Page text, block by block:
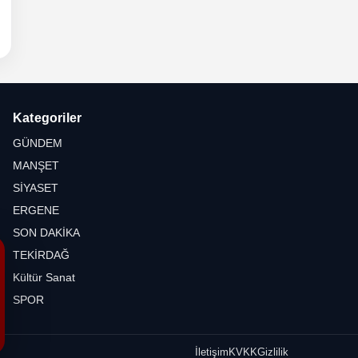
Kategoriler
GÜNDEM
MANŞET
SİYASET
ERGENE
SON DAKİKA
TEKİRDAĞ
Kültür Sanat
SPOR
İletişimKVKKGizlilik